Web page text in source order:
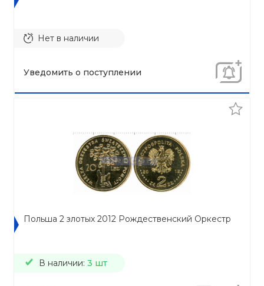
Нет в наличии
Уведомить о поступлении
Польша 2 злотых 2012 Рождественский Оркестр
В наличии: 3 шт